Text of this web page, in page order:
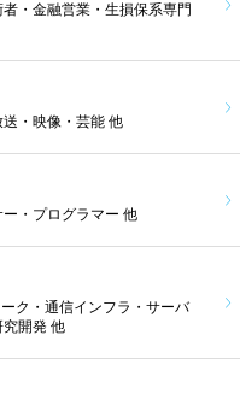
・金融営業・生損保系専門
・映像・芸能 他
・プログラマー 他
ク・通信インフラ・サーバ
開発 他